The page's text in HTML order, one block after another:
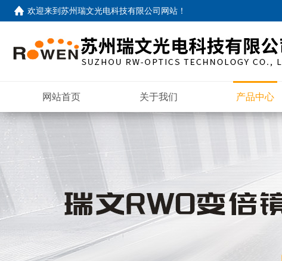
欢迎来到苏州瑞文光电科技有限公司网站 ！
网站首页 关于我们 产品中心